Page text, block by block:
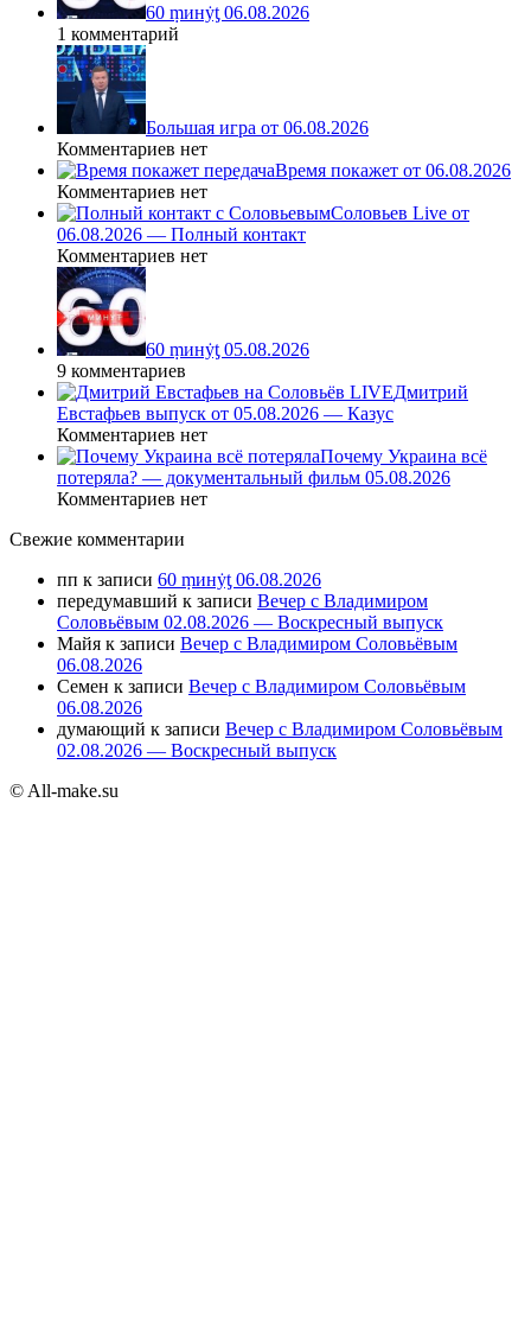
60 ṃинẏƫ 06.08.2026
1 комментарий
Большая игра от 06.08.2026
Комментариев нет
Время покажет от 06.08.2026
Комментариев нет
Соловьев Live от
06.08.2026 — Полный контакт
Комментариев нет
60 ṃинẏƫ 05.08.2026
9 комментариев
Дмитрий
Евстафьев выпуск от 05.08.2026 — Казус
Комментариев нет
Почему Украина всё
потеряла? — документальный фильм 05.08.2026
Комментариев нет
Свежие комментарии
пп к записи 60 ṃинẏƫ 06.08.2026
передумавший к записи Вечер с Владимиром
Соловьёвым 02.08.2026 — Воскресный выпуск
Майя к записи Вечер с Владимиром Соловьёвым
06.08.2026
Семен к записи Вечер с Владимиром Соловьёвым
06.08.2026
думающий к записи Вечер с Владимиром Соловьёвым
02.08.2026 — Воскресный выпуск
© All-make.su